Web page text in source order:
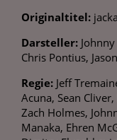
Originaltitel:
Darsteller:
Chris Pontius,
Regie: Jeff
Acuna, Sean
Zach Holmes,
Manaka, Ehren